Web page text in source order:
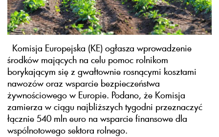
Komisja Europejska (KE) ogłasza wprowadzenie
środków mających na celu pomoc rolnikom
borykającym się z gwałtownie rosnącymi kosztami
nawozów oraz wsparcie bezpieczeństwa
żywnościowego w Europie. Podano, że Komisja
zamierza w ciągu najbliższych tygodni przeznaczyć
łącznie 540 mln euro na wsparcie finansowe dla
wspólnotowego sektora rolnego.